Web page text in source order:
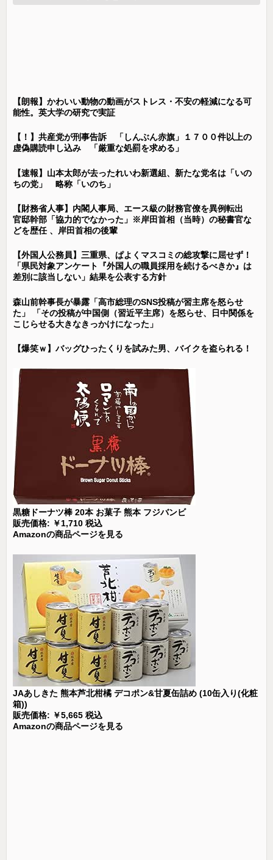
【朗報】かわいい動物の動画がストレス・不安の軽減になる可
能性。英大学の研究で実証
【！】共産党が刑事告訴 「しんぶん赤旗」１７００件以上の
虚偽購読申し込み 「厳重な処罰を求める」
【速報】山本太郎が去ったれいわ新選組、新たな党名は「いの
ちの党」 略称「いのち」
【財務省人事】内閣人事局、エース級の財務官僚を異例転出
官邸幹部「協力的でなかった」※岸田首相（当時）の秘書官な
どを歴任 、岸田首相の後輩
【外国人公務員】三重県、ぱよくマスコミの総攻撃に屈せず！
「県民対象アンケート『外国人の職員採用を続けるべきか』は
差別に該当しない」結果を公表する方針
森山前幹事長が暴露「高市総理のSNS投稿が習主席を怒らせ
た」 「その投稿が中国側（習近平主席）を怒らせ、日中関係を
こじらせる大きなきっかけになった」
【爆笑ｗ】バッグひったくりを試みた男、バイクを盗られる！
黒糖ドーナツ棒 20本 お菓子 熊本 フジバンビ
販売価格: ￥1,710 税込
Amazonの商品ページを見る
JAあしきた 熊本芦北柑橘 デコポン&甘夏缶詰め (10缶入り(化粧
箱))
販売価格: ￥5,665 税込
Amazonの商品ページを見る